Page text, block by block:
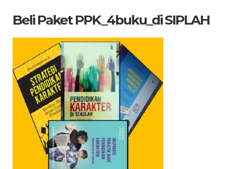
Beli Paket PPK_4buku_di SIPLAH